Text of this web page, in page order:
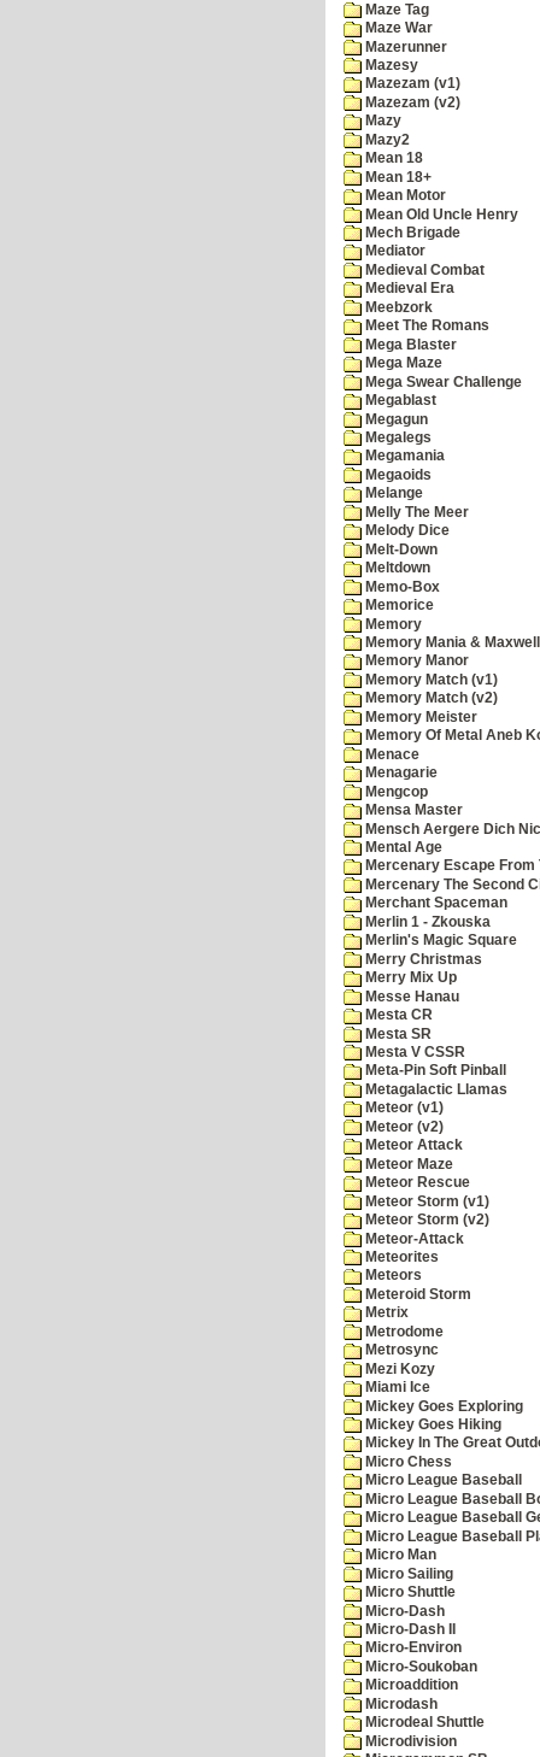
Maze Tag
Maze War
Mazerunner
Mazesy
Mazezam (v1)
Mazezam (v2)
Mazy
Mazy2
Mean 18
Mean 18+
Mean Motor
Mean Old Uncle Henry
Mech Brigade
Mediator
Medieval Combat
Medieval Era
Meebzork
Meet The Romans
Mega Blaster
Mega Maze
Mega Swear Challenge
Megablast
Megagun
Megalegs
Megamania
Megaoids
Melange
Melly The Meer
Melody Dice
Melt-Down
Meltdown
Memo-Box
Memorice
Memory
Memory Mania &
Memory Manor
Memory Match (v1)
Memory Match (v2)
Memory Meister
Memory Of Metal Aneb
Menace
Menagarie
Mengcop
Mensa Master
Mensch Aergere Dich
Mental Age
Mercenary Escape From
Mercenary The Second
Merchant Spaceman
Merlin 1 - Zkouska
Merlin's Magic Square
Merry Christmas
Merry Mix Up
Messe Hanau
Mesta CR
Mesta SR
Mesta V CSSR
Meta-Pin Soft Pinball
Metagalactic Llamas
Meteor (v1)
Meteor (v2)
Meteor Attack
Meteor Maze
Meteor Rescue
Meteor Storm (v1)
Meteor Storm (v2)
Meteor-Attack
Meteorites
Meteors
Meteroid Storm
Metrix
Metrodome
Metrosync
Mezi Kozy
Miami Ice
Mickey Goes Exploring
Mickey Goes Hiking
Mickey In The Great
Micro Chess
Micro League Baseball
Micro League Baseball
Micro League Baseball
Micro League Baseball
Micro Man
Micro Sailing
Micro Shuttle
Micro-Dash
Micro-Dash II
Micro-Environ
Micro-Soukoban
Microaddition
Microdash
Microdeal Shuttle
Microdivision